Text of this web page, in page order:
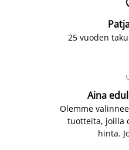
25 vuoden
Aina
Olemme
tuotteita, joilla
hinta.